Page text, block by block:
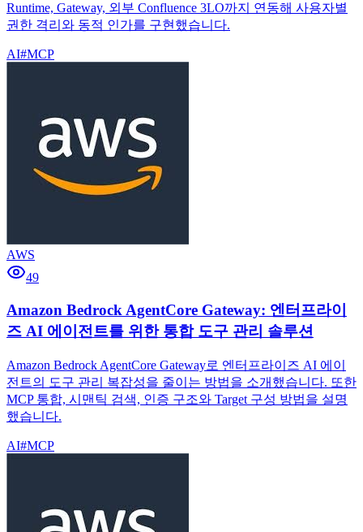
Runtime, Gateway, 외부 Confluence 3LO까지 연동해 사용자별
권한 격리와 동적 인가를 구현했습니다.
AI#MCP
AWS
49
Amazon Bedrock AgentCore Gateway: 엔터프라이
즈 AI 에이전트를 위한 통합 도구 관리 솔루션
Amazon Bedrock AgentCore Gateway로 엔터프라이즈 AI 에이
전트의 도구 관리 복잡성을 줄이는 방법을 소개했습니다. 또한
MCP 통합, 시맨틱 검색, 인증 구조와 Target 구성 방법을 설명
했습니다.
AI#MCP